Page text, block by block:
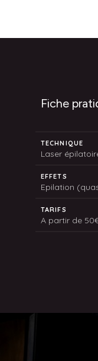
Parties
Fiche
TECHNIQUE
Laser
EFFETS
Epilation
TARIFS
A partir de